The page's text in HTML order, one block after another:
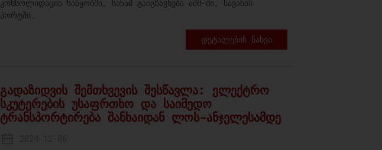
კონსოლიდაცია საწყობში, სანამ გაიგზავნება აშშ-ში, სავანას
პორტში.
Დეტალების Ნახვა
გადაზიდვის შემთხვევის შესწავლა: ელექტრო
სკუტერების უსაფრთხო და საიმედო
ტრანსპორტირება შანხაიდან ლოს-ანჯელესამდე